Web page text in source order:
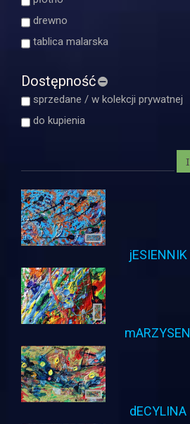
drewno
tablica malarska
Dostępność
sprzedane / w kolekcji prywatnej
do kupienia
jESIENNIK
mARZYSEN
dECYLINA